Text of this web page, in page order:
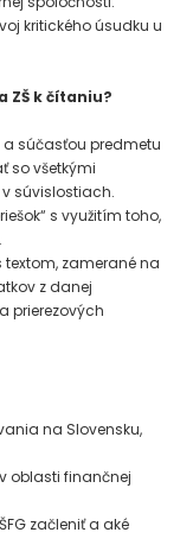
kritického úsudku u
ZŠ k čítaniu?
a súčasťou predmetu
so všetkými
súvislostiach.
s využitím toho,
textom, zamerané na
z danej
prierezových
na Slovensku,
oblasti finančnej
začleniť a aké